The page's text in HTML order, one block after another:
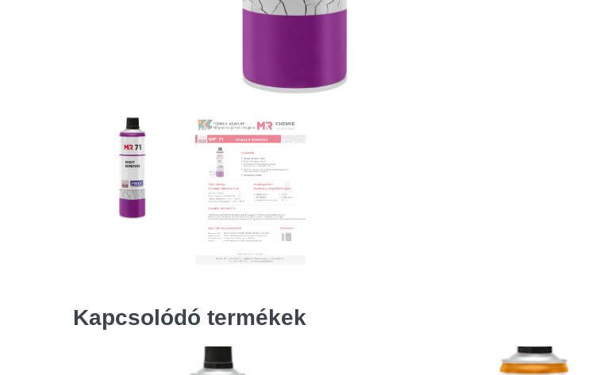
Kapcsolódó termékek